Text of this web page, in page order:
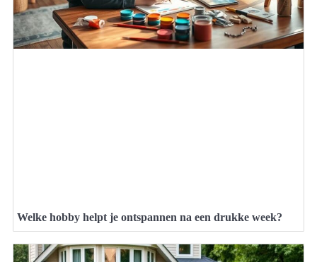
Welke hobby helpt je ontspannen na een drukke week?